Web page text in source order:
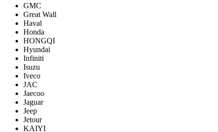
GMC
Great Wall
Haval
Honda
HONGQI
Hyundai
Infiniti
Isuzu
Iveco
JAC
Jaecoo
Jaguar
Jeep
Jetour
KAIYI